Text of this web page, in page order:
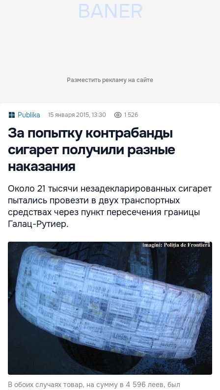
Разместить рекламу на сайте
Publika 15 января 2015, 13:30 1 526
За попытку контрабанды
сигарет получили разные
наказания
Около 21 тысячи незадекларированных сигарет
пытались провезти в двух транспортных
средствах через пункт пересечения границы
Галац-Рутиер.
В обоих случаях товар, на сумму в 4 596 леев, был